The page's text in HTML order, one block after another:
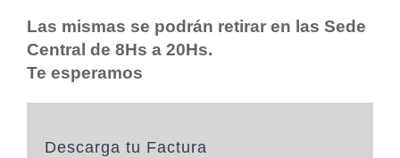
Las mismas se podrán retirar en las Sede
Central de 8Hs a 20Hs.
Te esperamos
Descarga tu Factura